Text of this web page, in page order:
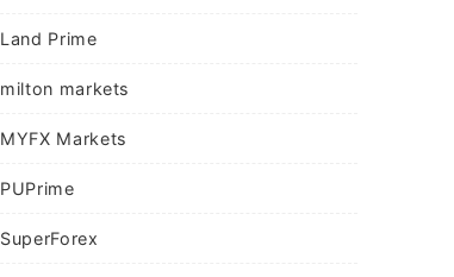
Land Prime
milton markets
MYFX Markets
PUPrime
SuperForex